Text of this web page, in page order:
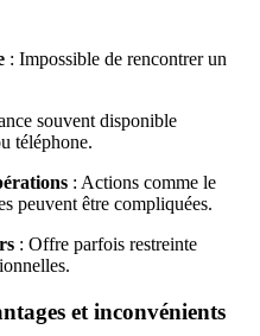
: Impossible de rencontrer un
souvent disponible
téléphone.
: Actions comme le
peuvent être compliquées.
: Offre parfois restreinte
et inconvénients